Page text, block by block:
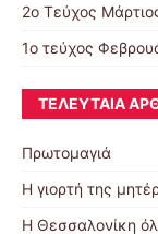
2o Tεύχος
1ο τεύχος
ΤΕΛΕΥΤΑΊΑ
Πρωτομαγιά
Η γιορτή της
Η Θεσσαλονίκη